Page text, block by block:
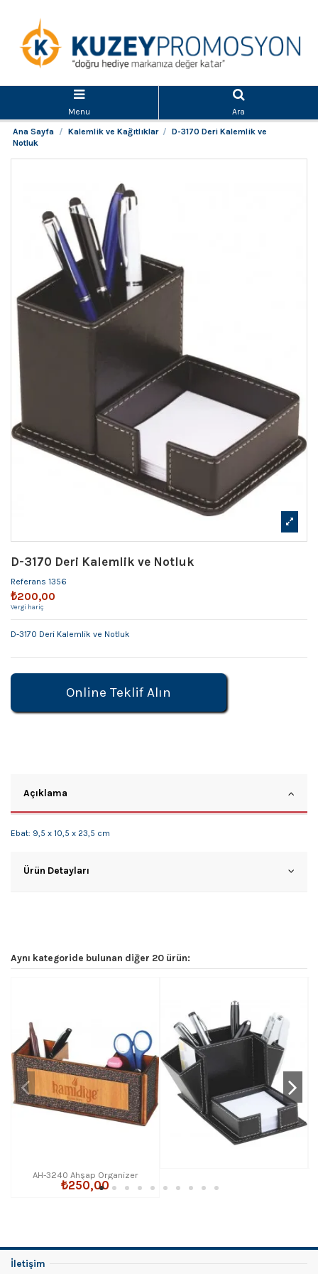
Menu
Ara
Ana Sayfa
Kalemlik ve Kağıtlıklar
D-3170 Deri Kalemlik ve
Notluk
D-3170 Deri Kalemlik ve Notluk
Referans 1356
₺200,00
Vergi hariç
D-3170 Deri Kalemlik ve Notluk
Online Teklif Alın
Açıklama
Ebat: 9,5 x 10,5 x 23,5 cm
Ürün Detayları
Aynı kategoride bulunan diğer 20 ürün:
AH-3240 Ahşap Organizer
₺250,00
İletişim